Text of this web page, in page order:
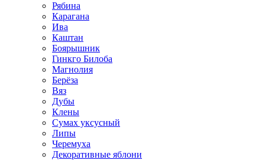
Рябина
Карагана
Ива
Каштан
Боярышник
Гинкго Билоба
Магнолия
Берёза
Вяз
Дубы
Клены
Сумах уксусный
Липы
Черемуха
Декоративные яблони